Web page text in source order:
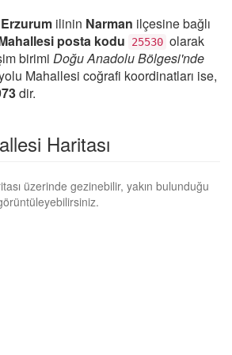
Erzurum ilinin Narman ilçesine bağlı
posta kodu 25530 olarak
birimi Doğu Anadolu Bölgesi'nde
Mahallesi coğrafi koordinatları ise,
dir.
Haritası
üzerinde gezinebilir, yakın bulunduğu